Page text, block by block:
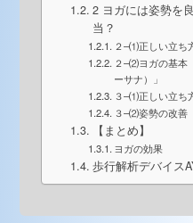
2 ヨガには姿勢を
当？
２–⑴正しい立ち
２–⑵ヨガの基本
ーサナ）」
３–⑴正しい立ち
３–⑵姿勢の改善
【まとめ】
ヨガの効果
歩行解析デバイス